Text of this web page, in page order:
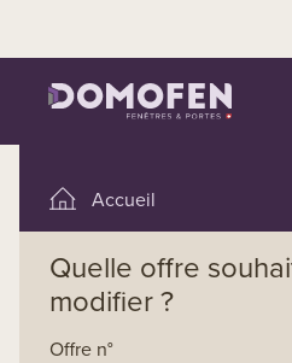
Accueil
Modifier une demande
Confirmer une offre
Quelle offre
modifier ?
Offre n°